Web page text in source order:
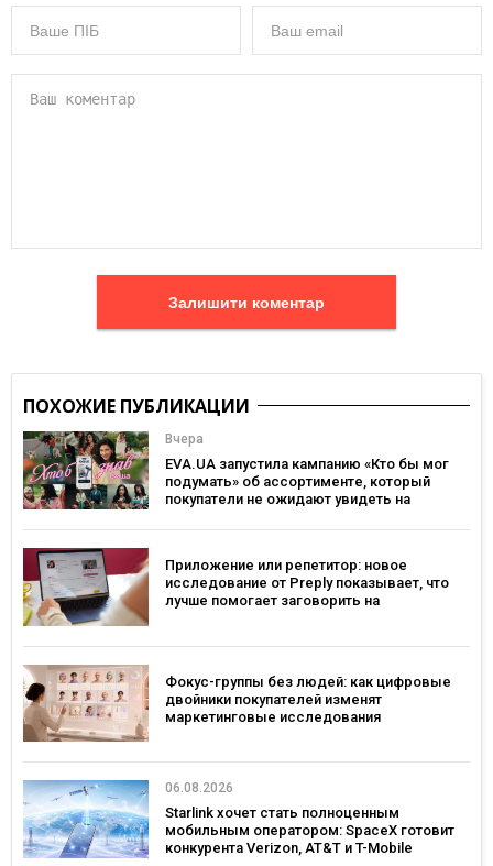
Залишити коментар
ПОХОЖИЕ ПУБЛИКАЦИИ
Вчера
EVA.UA запустила кампанию «Кто бы мог
подумать» об ассортименте, который
покупатели не ожидают увидеть на
Приложение или репетитор: новое
исследование от Preply показывает, что
лучше помогает заговорить на
Фокус-группы без людей: как цифровые
двойники покупателей изменят
маркетинговые исследования
06.08.2026
Starlink хочет стать полноценным
мобильным оператором: SpaceX готовит
конкурента Verizon, AT&T и T-Mobile